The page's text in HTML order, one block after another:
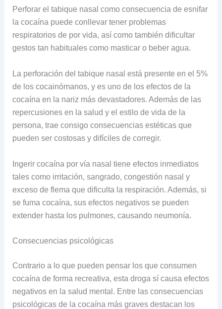
Perforar el tabique nasal como consecuencia de esnifar
la cocaína puede conllevar tener problemas
respiratorios de por vida, así como también dificultar
gestos tan habituales como masticar o beber agua.
La perforación del tabique nasal está presente en el 5%
de los cocainómanos, y es uno de los efectos de la
cocaína en la nariz más devastadores. Además de las
repercusiones en la salud y el estilo de vida de la
persona, trae consigo consecuencias estéticas que
pueden ser costosas y difíciles de corregir.
Ingerir cocaína por vía nasal tiene efectos inmediatos
tales como irritación, sangrado, congestión nasal y
exceso de flema que dificulta la respiración. Además, si
se fuma cocaína, sus efectos negativos se pueden
extender hasta los pulmones, causando neumonía.
Consecuencias psicológicas
Contrario a lo que pueden pensar los que consumen
cocaína de forma recreativa, esta droga sí causa efectos
negativos en la salud mental. Entre las consecuencias
psicológicas de la cocaína más graves destacan los